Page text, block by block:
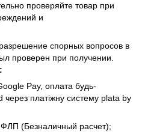
проверяйте товар при
и
спорных вопросов в
проверен при получении.
Pay, оплата будь-
платіжну систему plata by
(Безналичный расчет);